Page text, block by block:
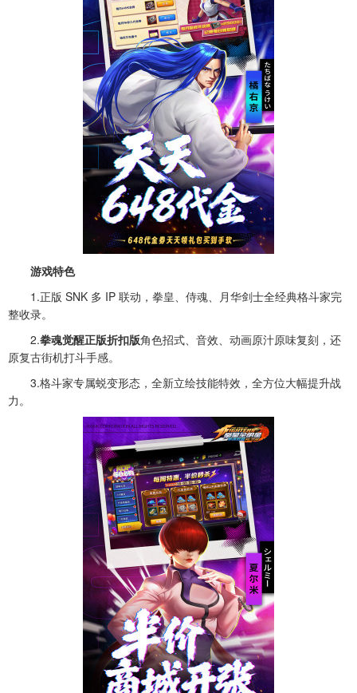
游戏特色
1.正版 SNK 多 IP 联动，拳皇、侍魂、月华剑士全经典格斗家完
整收录。
2.拳魂觉醒正版折扣版角色招式、音效、动画原汁原味复刻，还
原复古街机打斗手感。
3.格斗家专属蜕变形态，全新立绘技能特效，全方位大幅提升战
力。